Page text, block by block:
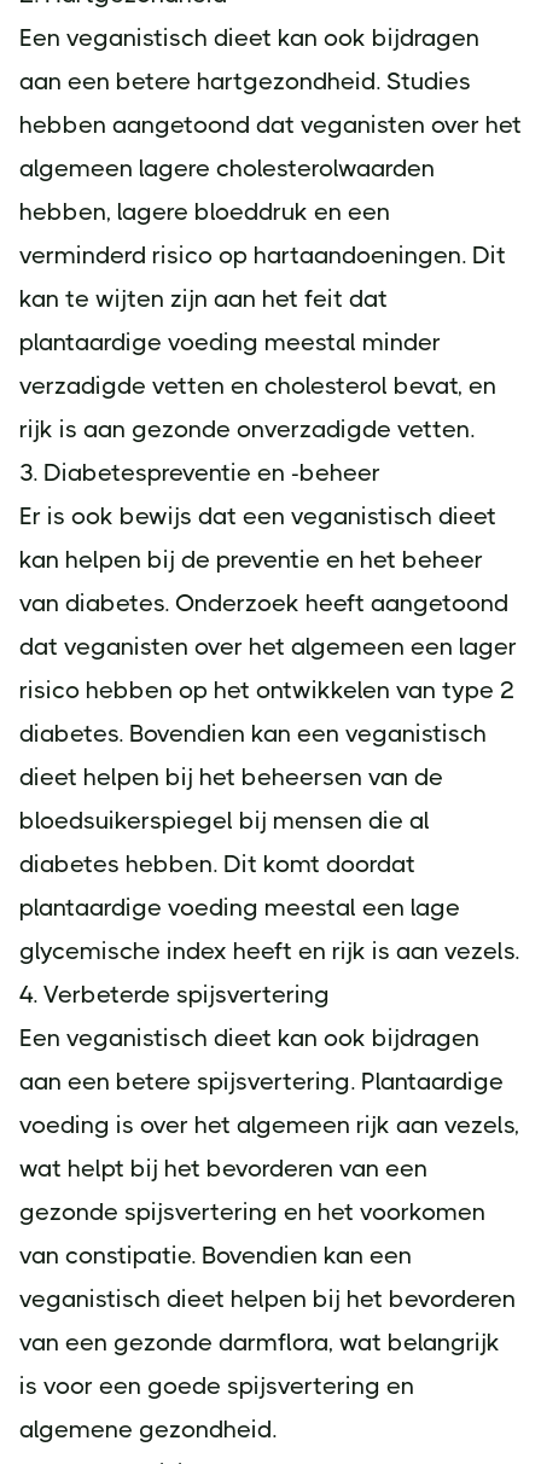
Een veganistisch dieet kan ook bijdragen
aan een betere hartgezondheid. Studies
hebben aangetoond dat veganisten over het
algemeen lagere cholesterolwaarden
hebben, lagere bloeddruk en een
verminderd risico op hartaandoeningen. Dit
kan te wijten zijn aan het feit dat
plantaardige voeding meestal minder
verzadigde vetten en cholesterol bevat, en
rijk is aan gezonde onverzadigde vetten.
3. Diabetespreventie en -beheer
Er is ook bewijs dat een veganistisch dieet
kan helpen bij de preventie en het beheer
van diabetes. Onderzoek heeft aangetoond
dat veganisten over het algemeen een lager
risico hebben op het ontwikkelen van type 2
diabetes. Bovendien kan een veganistisch
dieet helpen bij het beheersen van de
bloedsuikerspiegel bij mensen die al
diabetes hebben. Dit komt doordat
plantaardige voeding meestal een lage
glycemische index heeft en rijk is aan vezels.
4. Verbeterde spijsvertering
Een veganistisch dieet kan ook bijdragen
aan een betere spijsvertering. Plantaardige
voeding is over het algemeen rijk aan vezels,
wat helpt bij het bevorderen van een
gezonde spijsvertering en het voorkomen
van constipatie. Bovendien kan een
veganistisch dieet helpen bij het bevorderen
van een gezonde darmflora, wat belangrijk
is voor een goede spijsvertering en
algemene gezondheid.